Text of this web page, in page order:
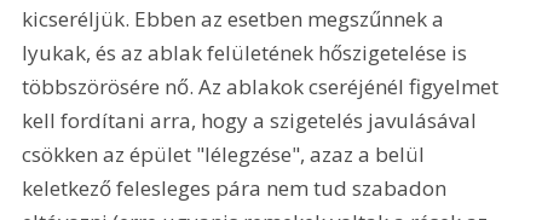
kicseréljük. Ebben az esetben megszűnnek a
lyukak, és az ablak felületének hőszigetelése is
többszörösére nő. Az ablakok cseréjénél figyelmet
kell fordítani arra, hogy a szigetelés javulásával
csökken az épület "lélegzése", azaz a belül
keletkező felesleges pára nem tud szabadon